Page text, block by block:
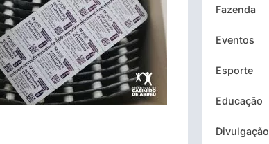
Fazenda
Eventos
Esporte
Educação
Divulgação